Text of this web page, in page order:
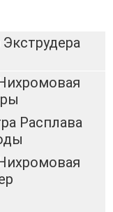
Расплава